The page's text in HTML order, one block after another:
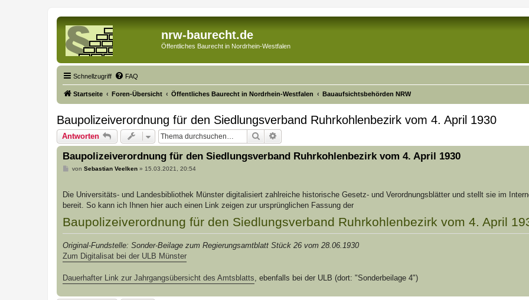
nrw-baurecht.de
Öffentliches Baurecht in Nordrhein-Westfalen
Schnellzugriff FAQ
Startseite Foren-Übersicht Öffentliches Baurecht in Nordrhein-Westfalen Bauaufsichtsbehörden NRW
Baupolizeiverordnung für den Siedlungsverband Ruhrkohlenbezirk vom 4. April 1930
Antworten Suche
Baupolizeiverordnung für den Siedlungsverband Ruhrkohlenbezirk vom 4. April 1930
B
r
a
von Sebastian Veelken» 15.03.2021, 20:54
Die Universitäts- und Landesbibliothek Münster digitalisiert zahlreiche historische Gesetz- und Verordnungsblätter und stellt sie im
bereit. So kann ich Ihnen hier auch einen Link zeigen zur ursprünglichen Fassung der
Baupolizeiverordnung für den Siedlungsverband Ruhrkohlenbezirk vom 4. April
Original-Fundstelle: Sonder-Beilage zum Regierungsamtblatt Stück 26 vom 28.06.1930
Zum Digitalisat bei der ULB Münster
Dauerhafter Link zur Jahrgangsübersicht des Amtsblatts , ebenfalls bei der ULB (dort: "Sonderbeilage 4")